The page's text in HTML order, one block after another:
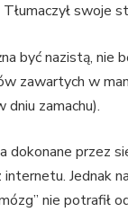
swoje
być nazistą, nie
zawartych w
zamachu).
dokonane przez
internetu. Jednak
nie potrafił